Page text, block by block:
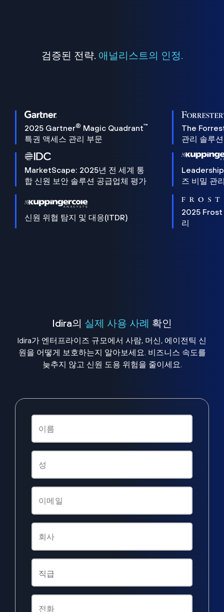
검증된 전략. 애널리스트의 인정.
2025 Gartner® Magic Quadrant™
특권 액세스 관리 부문
The
관리 솔루
MarketScape: 2025년 전 세계 통
합 신원 보안 솔루션 공급업체 평가
즈 비밀 관
신원 위협 탐지 및 대응(ITDR)
2025 Frost
리
Idira의 실제 사용 사례 확인
Idira가 엔터프라이즈 규모에서 사람, 머신, 에이전틱 신
원을 어떻게 보호하는지 알아보세요. 비즈니스 속도를
늦추지 않고 신원 도용 위험을 줄이세요.